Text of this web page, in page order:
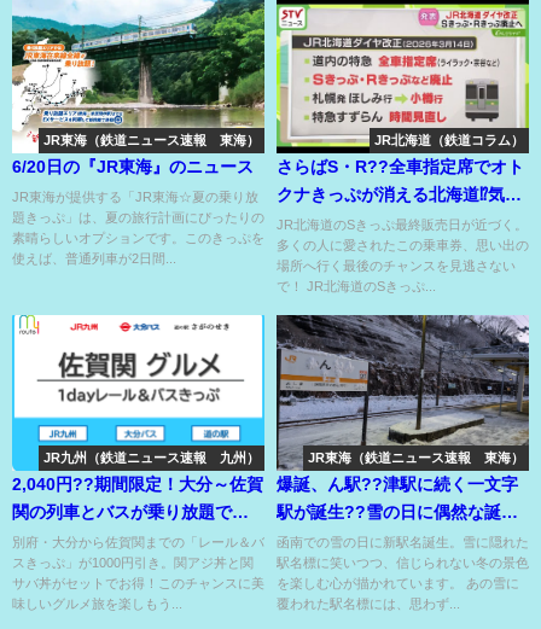
JR東海（鉄道ニュース速報 東海）
6/20日の『JR東海』のニュース
JR東海が提供する「JR東海☆夏の乗り放
題きっぷ」は、夏の旅行計画にぴったりの
素晴らしいオプションです。このきっぷを
使えば、普通列車が2日間...
JR北海道（鉄道コラム）
さらばS・R??全車指定席でオト
クナきっぷが消える北海道⁉気重
で面倒なえきねっと購入へ⁉
JR北海道のSきっぷ最終販売日が近づく。
多くの人に愛されたこの乗車券、思い出の
場所へ行く最後のチャンスを見逃さない
で！ JR北海道のSきっぷ...
JR九州（鉄道ニュース速報 九州）
2,040円??期間限定！大分～佐賀
関の列車とバスが乗り放題で関
アジor関サバ丼付き??
別府・大分から佐賀関までの「レール＆バ
スきっぷ」が1000円引き。関アジ丼と関
サバ丼がセットでお得！このチャンスに美
味しいグルメ旅を楽しもう...
JR東海（鉄道ニュース速報 東海）
爆誕、ん駅??津駅に続く一文字
駅が誕生??雪の日に偶然な誕
生??
函南での雪の日に新駅名誕生。雪に隠れた
駅名標に笑いつつ、信じられない冬の景色
を楽しむ心が描かれています。 あの雪に
覆われた駅名標には、思わず...